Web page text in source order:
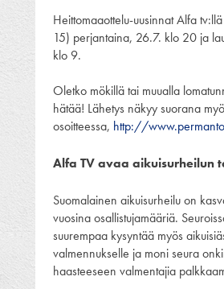
Heittomaaottelu-uusinnat Alfa
15) perjantaina, 26.7. klo 20 ja
klo 9.
Oletko mökillä tai muualla
hätää! Lähetys näkyy suorana
osoitteessa, http://
Alfa TV avaa aikuisurheilun
Suomalainen aikuisurheilu on
vuosina osallistujamääriä.
suurempaa kysyntää myös
valmennukselle ja moni seura
haasteeseen valmentajia